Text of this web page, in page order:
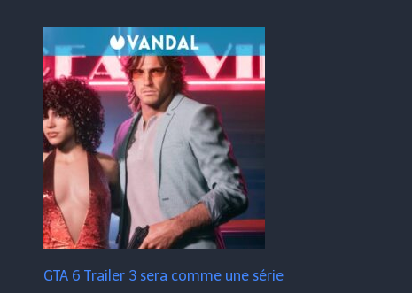
GTA 6 Trailer 3 sera comme une série